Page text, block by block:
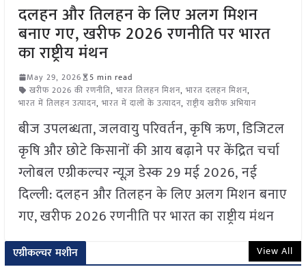
दलहन और तिलहन के लिए अलग मिशन
बनाए गए, खरीफ 2026 रणनीति पर भारत
का राष्ट्रीय मंथन
May 29, 2026
5 min read
खरीफ 2026 की रणनीति, भारत तिलहन मिशन, भारत दलहन मिशन,
भारत में तिलहन उत्पादन, भारत में दालों के उत्पादन, राष्ट्रीय खरीफ अभियान
बीज उपलब्धता, जलवायु परिवर्तन, कृषि ऋण, डिजिटल
कृषि और छोटे किसानों की आय बढ़ाने पर केंद्रित चर्चा
ग्लोबल एग्रीकल्चर न्यूज़ डेस्क 29 मई 2026, नई
दिल्ली: दलहन और तिलहन के लिए अलग मिशन बनाए
गए, खरीफ 2026 रणनीति पर भारत का राष्ट्रीय मंथन
एग्रीकल्चर मशीन View All